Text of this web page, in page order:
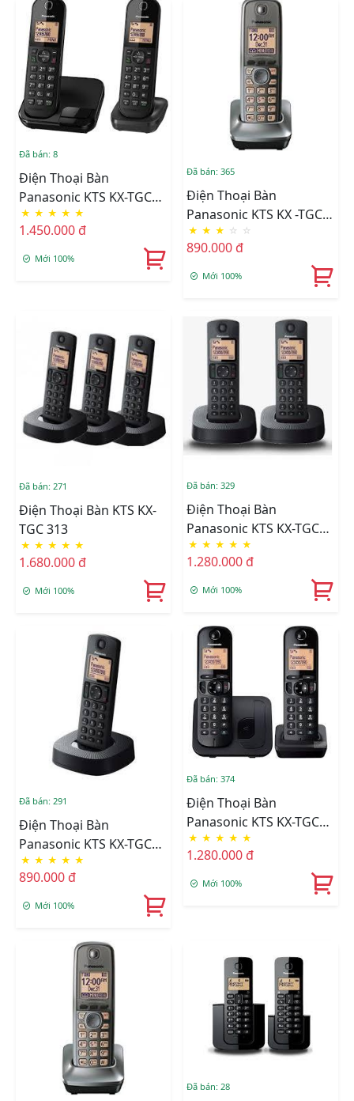
Đã bán: 8
Điện Thoại Bàn
Panasonic KTS KX-TGC
412
★ ★ ★ ★ ★
1.450.000 đ
Mới 100%
Đã bán: 365
Điện Thoại Bàn
Panasonic KTS KX -TGC
410
★ ★ ★ ☆ ☆
890.000 đ
Mới 100%
Đã bán: 271
Điện Thoại Bàn KTS KX-
TGC 313
★ ★ ★ ★ ★
1.680.000 đ
Mới 100%
Đã bán: 329
Điện Thoại Bàn
Panasonic KTS KX-TGC
312
★ ★ ★ ★ ★
1.280.000 đ
Mới 100%
Đã bán: 291
Điện Thoại Bàn
Panasonic KTS KX-TGC
310
★ ★ ★ ★ ★
890.000 đ
Mới 100%
Đã bán: 374
Điện Thoại Bàn
Panasonic KTS KX-TGC
212
★ ★ ★ ★ ★
1.280.000 đ
Mới 100%
Đã bán: 28